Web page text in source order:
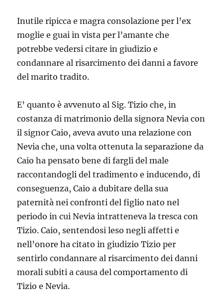
Inutile ripicca e magra consolazione per l’ex
moglie e guai in vista per l’amante che
potrebbe vedersi citare in giudizio e
condannare al risarcimento dei danni a favore
del marito tradito.
E’ quanto è avvenuto al Sig. Tizio che, in
costanza di matrimonio della signora Nevia con
il signor Caio, aveva avuto una relazione con
Nevia che, una volta ottenuta la separazione da
Caio ha pensato bene di fargli del male
raccontandogli del tradimento e inducendo, di
conseguenza, Caio a dubitare della sua
paternità nei confronti del figlio nato nel
periodo in cui Nevia intratteneva la tresca con
Tizio. Caio, sentendosi leso negli affetti e
nell’onore ha citato in giudizio Tizio per
sentirlo condannare al risarcimento dei danni
morali subiti a causa del comportamento di
Tizio e Nevia.